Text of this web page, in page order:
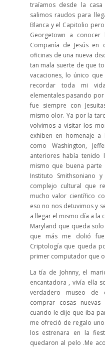
traíamos desde la
salimos raudos para
Blanca y el Capitolio
Georgetown a
Compañía de Jesús en
oficinas de una nueva
tan mala suerte de que
vacaciones, lo único
recordar toda mi
elementales pasando
fue siempre con
mismo olor. Ya por la
volvimos a visitar los
exhiben en homenaje
como Washington,
anteriores había
mismo que buena
Instituto Smithsoniano
complejo cultural que
mucho valor científico
eso no nos detuvimos y
a llegar el mismo día a la
Maryland que queda
que más me dolió
Criptología que queda
primer computador que
La tía de Johnny, el
encantadora , vivía ella
verdadero museo de
comprar cosas
cuando le dije que iba
me ofreció de regalo
los estrenara en la
quedaron al pelo .Me